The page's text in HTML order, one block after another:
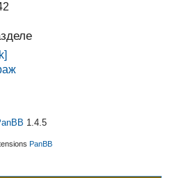
1.4.5
PanBB